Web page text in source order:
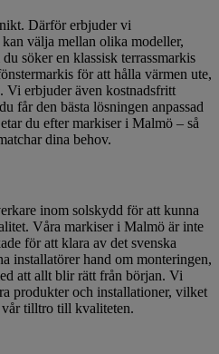
Därför erbjuder vi
välja mellan olika modeller,
söker en klassisk terrassmarkis
för att hålla värmen ute,
Vi erbjuder även kostnadsfritt
får den bästa lösningen anpassad
du efter markiser i Malmö – så
dina behov.
inom solskydd för att kunna
Våra markiser i Malmö är inte
för att klara av det svenska
installatörer hand om monteringen,
att allt blir rätt från början. Vi
produkter och installationer, vilket
tilltro till kvaliteten.